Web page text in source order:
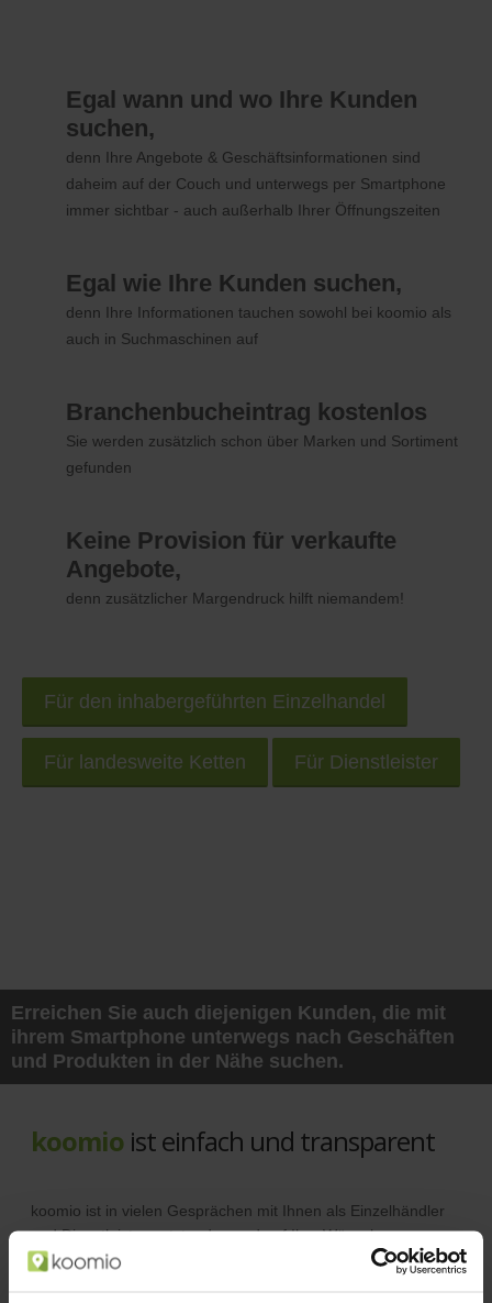
Egal wann und wo Ihre Kunden
suchen,
denn Ihre Angebote & Geschäftsinformationen sind
daheim auf der Couch und unterwegs per Smartphone
immer sichtbar - auch außerhalb Ihrer Öffnungszeiten
Egal wie Ihre Kunden suchen,
denn Ihre Informationen tauchen sowohl bei koomio als
auch in Suchmaschinen auf
Branchenbucheintrag kostenlos
Sie werden zusätzlich schon über Marken und Sortiment
gefunden
Keine Provision für verkaufte
Angebote,
denn zusätzlicher Margendruck hilft niemandem!
Für den inhabergeführten Einzelhandel
Für landesweite Ketten Für Dienstleister
Erreichen Sie auch diejenigen Kunden, die mit
ihrem Smartphone unterwegs nach Geschäften
und Produkten in der Nähe suchen.
koomio ist einfach und transparent
koomio ist in vielen Gesprächen mit Ihnen als Einzelhändler
und Dienstleister entstanden und auf Ihre Wünsche
abgestimmt.